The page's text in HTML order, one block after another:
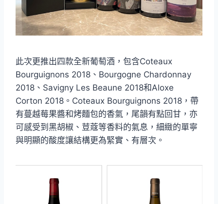
此次更推出四款全新葡萄酒，包含Coteaux
Bourguignons 2018、Bourgogne Chardonnay
2018、Savigny Les Beaune 2018和Aloxe
Corton 2018。Coteaux Bourguignons 2018，帶
有蔓越莓果醬和烤麵包的香氣，尾韻有點回甘，亦
可感受到黑胡椒、荳蔻等香料的氣息，細緻的單寧
與明顯的酸度讓結構更為緊實、有層次。